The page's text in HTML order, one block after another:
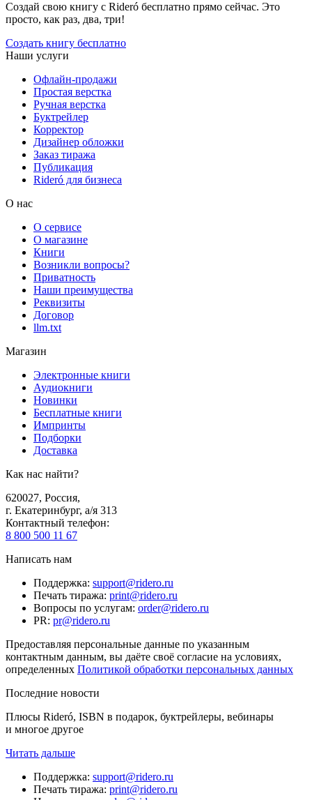
Создай свою книгу с Rideró бесплатно прямо сейчас. Это
просто, как раз, два, три!
Создать книгу бесплатно
Наши услуги
Офлайн-продажи
Простая верстка
Ручная верстка
Буктрейлер
Корректор
Дизайнер обложки
Заказ тиража
Публикация
Rideró для бизнеса
О нас
О сервисе
О магазине
Книги
Возникли вопросы?
Приватность
Наши преимущества
Реквизиты
Договор
llm.txt
Магазин
Электронные книги
Аудиокниги
Новинки
Бесплатные книги
Импринты
Подборки
Доставка
Как нас найти?
620027, Россия,
г. Екатеринбург, а/я 313
Контактный телефон:
8 800 500 11 67
Написать нам
Поддержка: support@ridero.ru
Печать тиража: print@ridero.ru
Вопросы по услугам: order@ridero.ru
PR: pr@ridero.ru
Предоставляя персональные данные по указанным
контактным данным, вы даёте своё согласие на условиях,
определенных Политикой обработки персональных данных
Последние новости
Плюсы Rideró, ISBN в подарок, буктрейлеры, вебинары
и многое другое
Читать дальше
Поддержка: support@ridero.ru
Печать тиража: print@ridero.ru